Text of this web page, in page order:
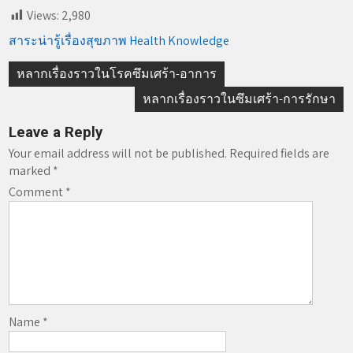
Views: 2,980
สาระน่ารู้เรื่องสุขภาพ Health Knowledge
Post
navigation
หลากเรื่องราวในโรคซึมเศร้า-อาการ
หลากเรื่องราวในซึมเศร้า-การรักษา
Leave a Reply
Your email address will not be published. Required fields are
marked *
Comment*
Name *